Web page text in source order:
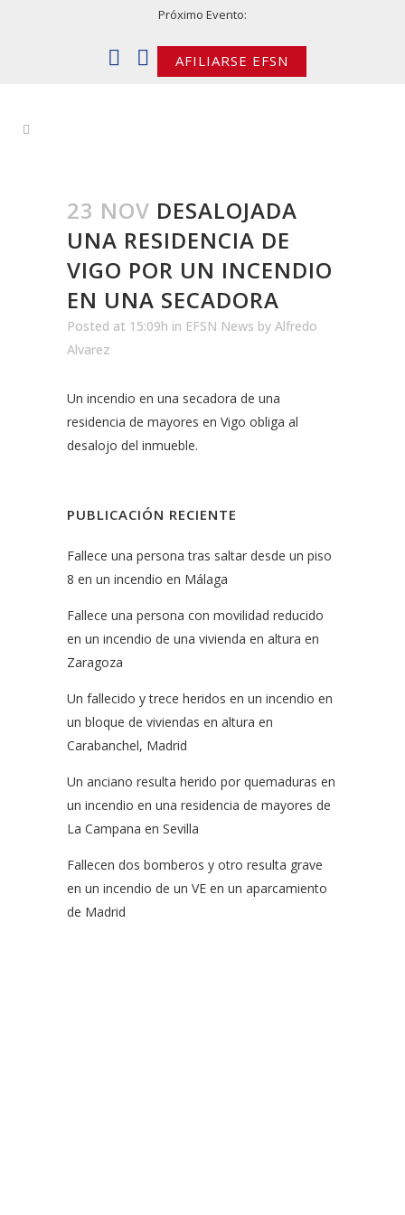
Próximo Evento:
AFILIARSE EFSN
23 NOV DESALOJADA
UNA RESIDENCIA DE
VIGO POR UN INCENDIO
EN UNA SECADORA
Posted at 15:09h in EFSN News by Alfredo
Alvarez
Un incendio en una secadora de una
residencia de mayores en Vigo obliga al
desalojo del inmueble.
PUBLICACIÓN RECIENTE
Fallece una persona tras saltar desde un piso
8 en un incendio en Málaga
Fallece una persona con movilidad reducido
en un incendio de una vivienda en altura en
Zaragoza
Un fallecido y trece heridos en un incendio en
un bloque de viviendas en altura en
Carabanchel, Madrid
Un anciano resulta herido por quemaduras en
un incendio en una residencia de mayores de
La Campana en Sevilla
Fallecen dos bomberos y otro resulta grave
en un incendio de un VE en un aparcamiento
de Madrid